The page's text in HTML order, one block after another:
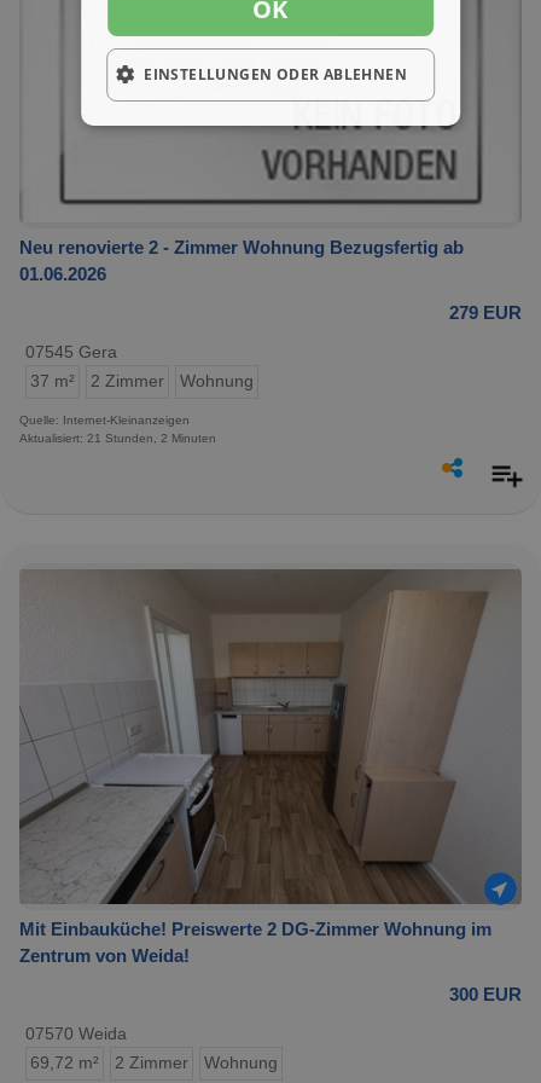
Neu renovierte 2 - Zimmer Wohnung Bezugsfertig ab
01.06.2026
279 EUR
07545 Gera
37 m²
2 Zimmer Wohnung
Quelle: Internet-Kleinanzeigen
Aktualisiert: 21 Stunden, 2 Minuten
Mit Einbauküche! Preiswerte 2 DG-Zimmer Wohnung im
Zentrum von Weida!
300 EUR
07570 Weida
69,72 m²
2 Zimmer Wohnung
OK
EINSTELLUNGEN ODER ABLEHNEN